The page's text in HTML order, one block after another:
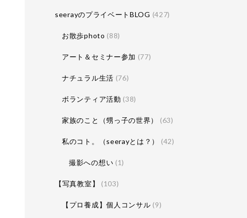
seerayのプライベートBLOG (427)
お散歩photo (88)
アート＆セミナー参加 (77)
ナチュラル生活 (76)
ボランティア活動 (38)
家族のこと（甥っ子の世界） (63)
私のコト。（seerayとは？） (42)
撮影への想い (1)
【写真教室】 (103)
【プロ養成】個人コンサル (9)